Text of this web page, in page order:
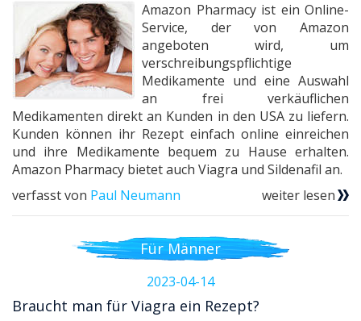
Amazon Pharmacy ist ein Online-
Service, der von Amazon
angeboten wird, um
verschreibungspflichtige
Medikamente und eine Auswahl
an frei verkäuflichen
Medikamenten direkt an Kunden in den USA zu liefern.
Kunden können ihr Rezept einfach online einreichen
und ihre Medikamente bequem zu Hause erhalten.
Amazon Pharmacy bietet auch Viagra und Sildenafil an.
verfasst von Paul Neumann weiter lesen
Für Männer
2023-04-14
Braucht man für Viagra ein Rezept?